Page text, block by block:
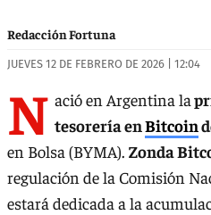
Redacción Fortuna
JUEVES 12 DE FEBRERO DE 2026 | 12:04
N ació en Argentina la
tesorería enBitcoin
en Bolsa (BYMA). Zonda
regulación de la Comisión
estará dedicada a la